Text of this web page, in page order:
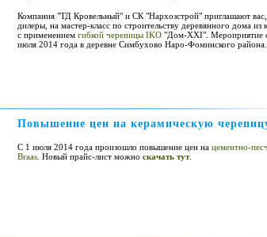
Компания "ТД Кровельный" и СК "Нархозстрой" приглашают
дилеры, на мастер-класс по строительству деревянного дома из
с применением гибкой черепицы IKO "Дом-ХХI". Мероприятие
июля 2014 года в деревне Симбухово Наро-Фоминского района.
Повышение цен на керамическую
С 1 июля 2014 года произошло повышение цен на цементно-
Braas . Новый прайс-лист можно скачать тут.